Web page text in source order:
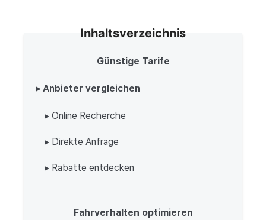
Inhaltsverzeichnis
Günstige Tarife
▸ Anbieter vergleichen
▸ Online Recherche
▸ Direkte Anfrage
▸ Rabatte entdecken
Fahrverhalten optimieren